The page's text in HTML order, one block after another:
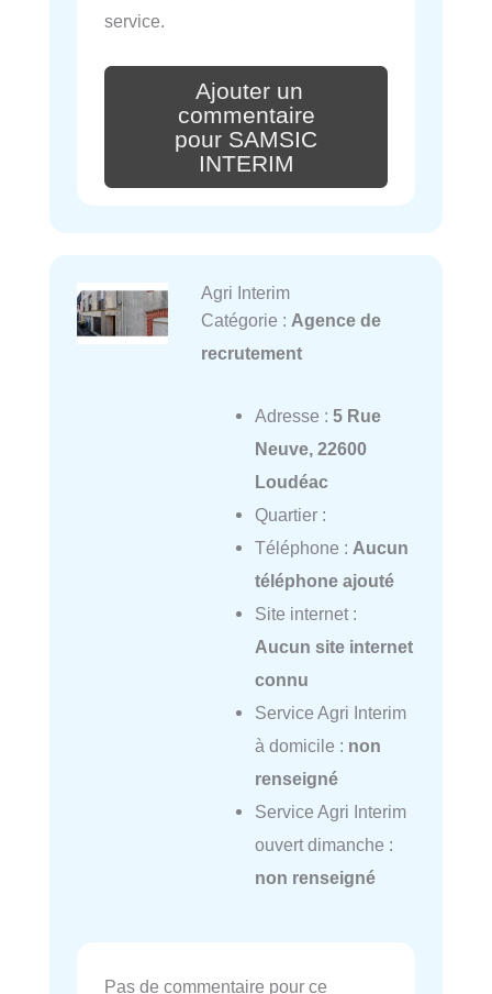
service.
Ajouter un
commentaire
pour SAMSIC
INTERIM
Agri Interim
Catégorie : Agence de
recrutement
Adresse : 5 Rue
Neuve, 22600
Loudéac
Quartier :
Téléphone : Aucun
téléphone ajouté
Site internet :
Aucun site internet
connu
Service Agri Interim
à domicile : non
renseigné
Service Agri Interim
ouvert dimanche :
non renseigné
Pas de commentaire pour ce